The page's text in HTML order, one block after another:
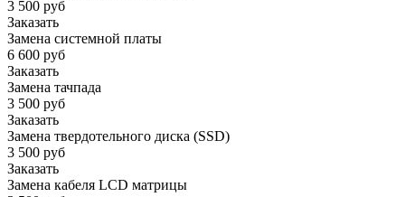
3 500 руб
Заказать
Замена системной платы
6 600 руб
Заказать
Замена тачпада
3 500 руб
Заказать
Замена твердотельного диска (SSD)
3 500 руб
Заказать
Замена кабеля LCD матрицы